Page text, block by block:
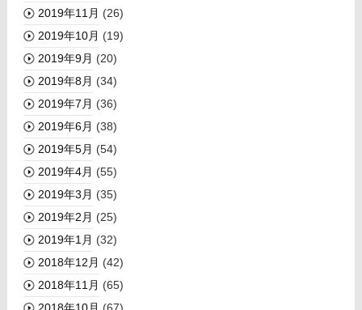
2019年11月 (26)
2019年10月 (19)
2019年9月 (20)
2019年8月 (34)
2019年7月 (36)
2019年6月 (38)
2019年5月 (54)
2019年4月 (55)
2019年3月 (35)
2019年2月 (25)
2019年1月 (32)
2018年12月 (42)
2018年11月 (65)
2018年10月 (67)